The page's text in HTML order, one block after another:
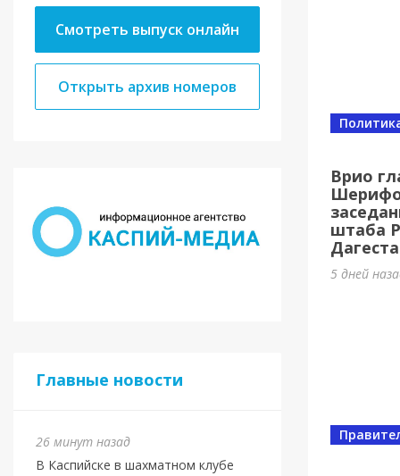
Смотреть выпуск онлайн
Открыть архив номеров
Главные новости
26 минут назад
В Каспийске в шахматном клубе
Спорт
22 часа
Врио
штаба
5 дней